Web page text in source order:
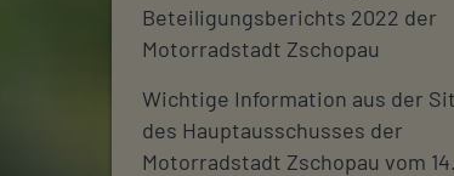
Beteiligungsberichts 2022 der
Motorradstadt Zschopau
Wichtige Information aus der
des Hauptausschusses der
Motorradstadt Zschopau vom